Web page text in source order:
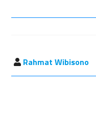
Rahmat Wibisono